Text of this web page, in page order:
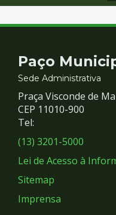
Contato
e
Redes
Sociais
Paço
Sede Administrativa
Praça Visconde de
CEP 11010-900
Tel:
(13) 3201-5000
Lei de Acesso à
Sitemap
Imprensa